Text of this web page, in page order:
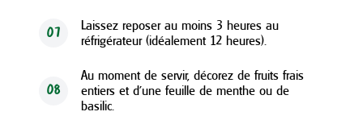
07
Laissez reposer au moins 3 heures au
réfrigérateur (idéalement 12 heures).
08
Au moment de servir, décorez de fruits frais
entiers et d’une feuille de menthe ou de
basilic.